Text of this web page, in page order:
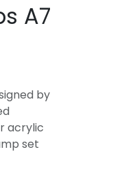
A7
by
acrylic
set